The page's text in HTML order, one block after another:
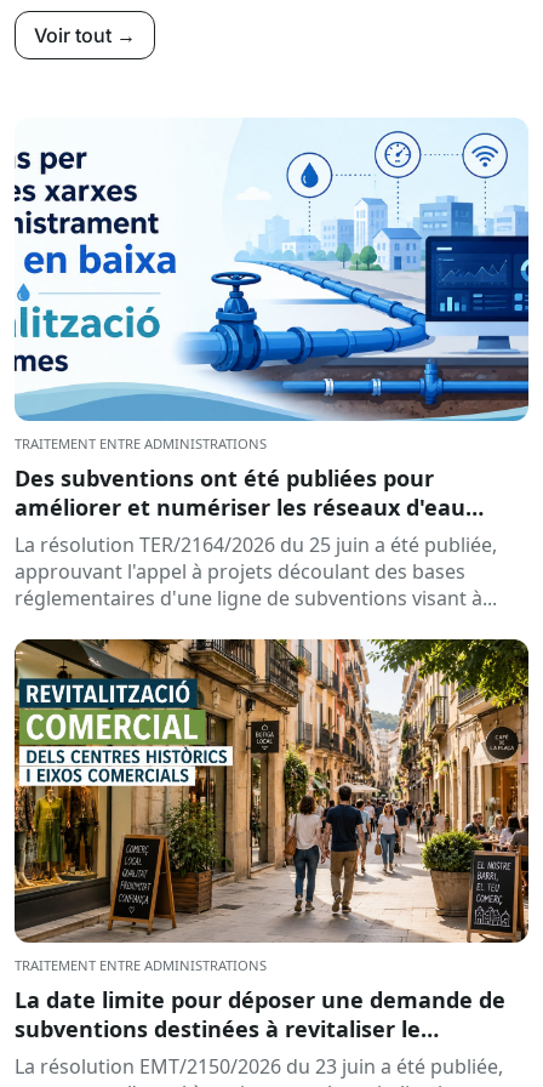
Voir tout →
TRAITEMENT ENTRE ADMINISTRATIONS
Des subventions ont été publiées pour
améliorer et numériser les réseaux d'eau
locaux.
La résolution TER/2164/2026 du 25 juin a été publiée,
approuvant l'appel à projets découlant des bases
réglementaires d'une ligne de subventions visant à...
TRAITEMENT ENTRE ADMINISTRATIONS
La date limite pour déposer une demande de
subventions destinées à revitaliser le
commerce dans les centres historiques et les
La résolution EMT/2150/2026 du 23 juin a été publiée,